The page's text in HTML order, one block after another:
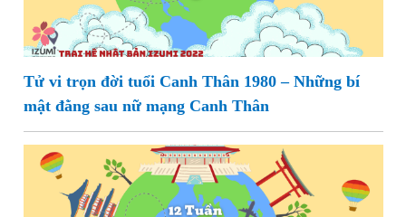
Tử vi trọn đời tuổi Canh Thân 1980 – Những bí
mật đằng sau nữ mạng Canh Thân